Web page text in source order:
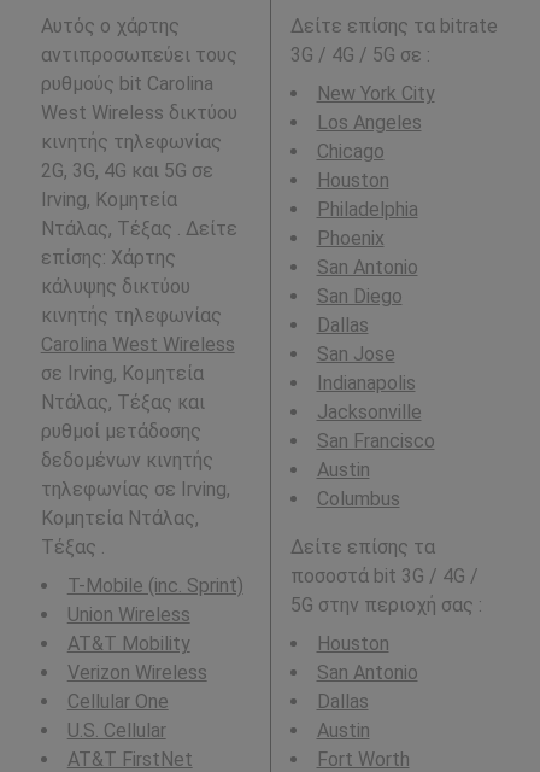
Αυτός ο χάρτης
αντιπροσωπεύει τους
ρυθμούς bit Carolina
West Wireless δικτύου
κινητής τηλεφωνίας
2G, 3G, 4G και 5G σε
Irving, Κομητεία
Ντάλας, Τέξας . Δείτε
επίσης: Χάρτης
κάλυψης δικτύου
κινητής τηλεφωνίας
Carolina West Wireless
σε Irving, Κομητεία
Ντάλας, Τέξας και
ρυθμοί μετάδοσης
δεδομένων κινητής
τηλεφωνίας σε Irving,
Κομητεία Ντάλας,
Τέξας .
T-Mobile (inc. Sprint)
Union Wireless
AT&T Mobility
Verizon Wireless
Cellular One
U.S. Cellular
AT&T FirstNet
Δείτε επίσης τα bitrate
3G / 4G / 5G σε :
New York City
Los Angeles
Chicago
Houston
Philadelphia
Phoenix
San Antonio
San Diego
Dallas
San Jose
Indianapolis
Jacksonville
San Francisco
Austin
Columbus
Δείτε επίσης τα
ποσοστά bit 3G / 4G /
5G στην περιοχή σας :
Houston
San Antonio
Dallas
Austin
Fort Worth